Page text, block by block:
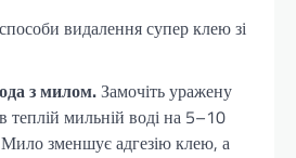
видалення супер клею зі
з милом.Замочіть уражену
теплій мильній воді на 5–10
зменшує адгезію клею, а